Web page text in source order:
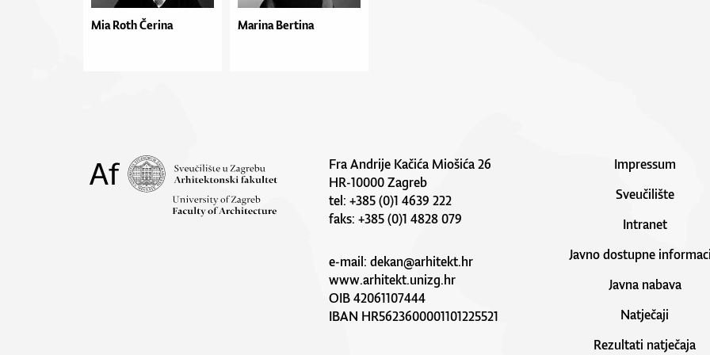
Mia Roth Čerina Marina Bertina
Fra Andrije Kačića Miošića 26
HR-10000 Zagreb
tel: +385 (0)1 4639 222
faks: +385 (0)1 4828 079
e-mail:dekan@arhitekt.hr
www.arhitekt.unizg.hr
OIB 42061107444
IBAN HR5623600001101225521
Impressum
Sveučilište
Intranet
Javno dostupne
Javna nabava
Natječaji
Rezultati natječaja